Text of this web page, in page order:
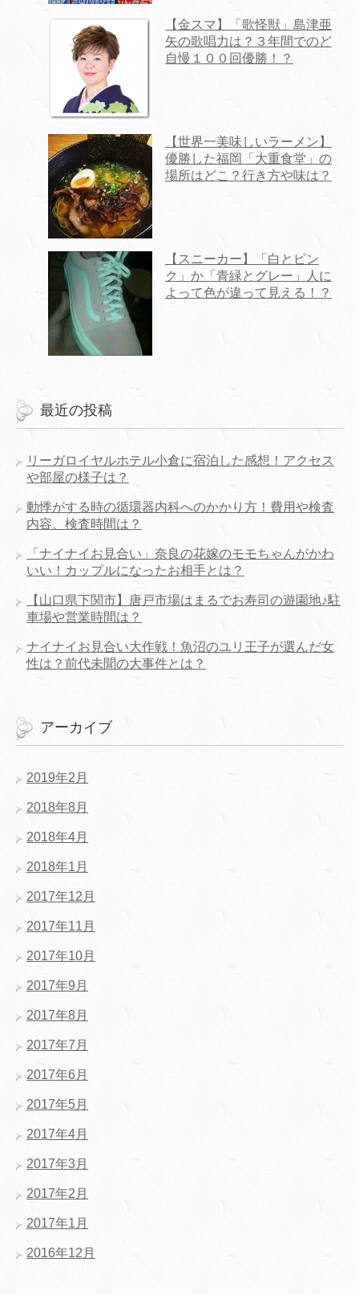
【金スマ】「歌怪獣」島津亜
矢の歌唱力は？３年間でのど
自慢１００回優勝！？
【世界一美味しいラーメン】
優勝した福岡「大重食堂」の
場所はどこ？行き方や味は？
【スニーカー】「白とピン
ク」か「青緑とグレー」人に
よって色が違って見える！？
最近の投稿
リーガロイヤルホテル小倉に宿泊した感想！アクセス
や部屋の様子は？
動悸がする時の循環器内科へのかかり方！費用や検査
内容、検査時間は？
「ナイナイお見合い」奈良の花嫁のモモちゃんがかわ
いい！カップルになったお相手とは？
【山口県下関市】唐戸市場はまるでお寿司の遊園地♪駐
車場や営業時間は？
ナイナイお見合い大作戦！魚沼のユリ王子が選んだ女
性は？前代未聞の大事件とは？
アーカイブ
2019年2月
2018年8月
2018年4月
2018年1月
2017年12月
2017年11月
2017年10月
2017年9月
2017年8月
2017年7月
2017年6月
2017年5月
2017年4月
2017年3月
2017年2月
2017年1月
2016年12月